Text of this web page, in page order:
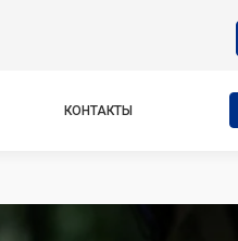
КОНТАКТЫ